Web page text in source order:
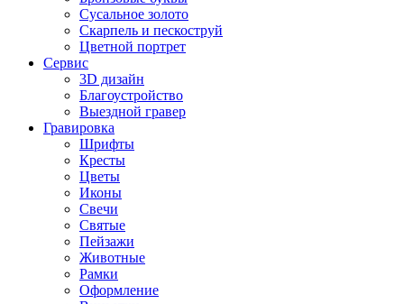
Сусальное золото
Скарпель и пескоструй
Цветной портрет
Сервис
3D дизайн
Благоустройство
Выездной гравер
Гравировка
Шрифты
Кресты
Цветы
Иконы
Свечи
Святые
Пейзажи
Животные
Рамки
Оформление